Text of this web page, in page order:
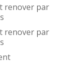
renover par
renover par